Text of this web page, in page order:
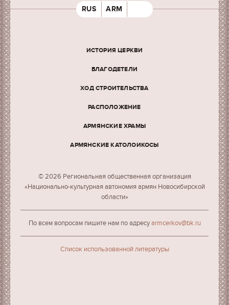
RUS ARM
ИСТОРИЯ ЦЕРКВИ
БЛАГОДЕТЕЛИ
ХОД СТРОИТЕЛЬСТВА
РАСПОЛОЖЕНИЕ
АРМЯНСКИЕ ХРАМЫ
АРМЯНСКИЕ КАТОЛОИКОСЫ
© 2026 Региональная общественная организация
«Национально-культурная автономия армян Новосибирской
области»
По всем вопросам пишите нам по адресуarmcerkov@bk.ru
Cписок использованной литературы